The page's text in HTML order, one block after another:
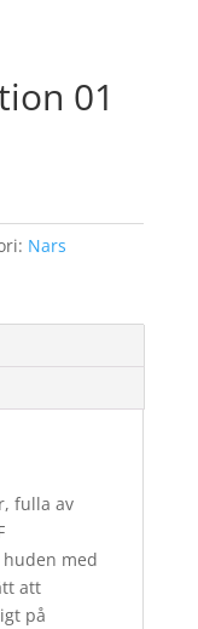
01
Nars
fulla av
med
att
på